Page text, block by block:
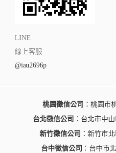
LINE
線上客服
@iau2696p
桃園徵信公司 ：桃園市
台北徵信公司 ：台北市中
新竹徵信公司 ：新竹市
台中徵信公司 ：台中市